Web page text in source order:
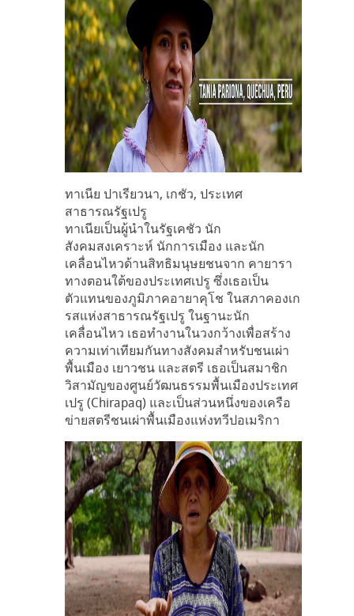
ทาเนีย ปาเรียวนา, เกชัว, ประเทศ
สาธารณรัฐเปรู
ทาเนียเป็นผู้นำในรัฐเคชัว นัก
สังคมสงเคราะห์ นักการเมือง และนัก
เคลื่อนไหวด้านสิทธิมนุษยชนจาก คายารา
ทางตอนใต้ของประเทศเปรู ซึ่งเธอเป็น
ตัวแทนของภูมิภาคอายาคุโช ในสภาคองเก
รสแห่งสาธารณรัฐเปรู ในฐานะนัก
เคลื่อนไหว เธอทำงานในวงกว้างเพื่อสร้าง
ความเท่าเทียมกันทางสังคมสำหรับชนเผ่า
พื้นเมือง เยาวชน และสตรี เธอเป็นสมาชิก
วิสามัญของศูนย์วัฒนธรรมพื้นเมืองประเทศ
เปรู (Chirapaq) และเป็นส่วนหนึ่งของเครือ
ข่ายสตรีชนเผ่าพื้นเมืองแห่งทวีปอเมริกา